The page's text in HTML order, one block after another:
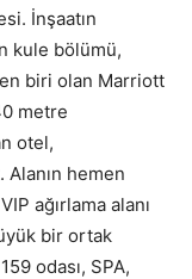
İnşaatın
kule bölümü,
biri olan Marriott
metre
otel,
Alanın hemen
ağırlama alanı
bir ortak
odası, SPA,